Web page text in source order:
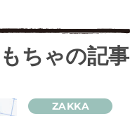
ちゃの記事